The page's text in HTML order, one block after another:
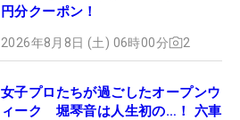
円分クーポン！
2026年8月8日 (土) 06時00分 2
女子プロたちが過ごしたオープンウ
ィーク 堀琴音は人生初の…！ 六車